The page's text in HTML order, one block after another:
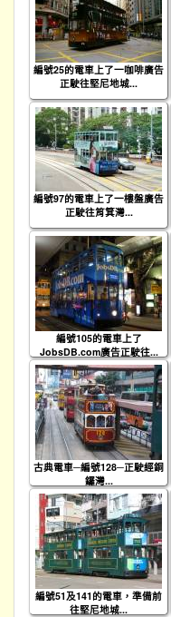
編號25的電車上了一咖啡廣告
正駛往堅尼地城...
編號97的電車上了一樓盤廣告
正駛往筲箕灣...
編號105的電車上了
JobsDB.com廣告正駛往...
古典電車─編號128─正駛經銅
鑼灣...
編號51及141的電車，準備前
往堅尼地城...